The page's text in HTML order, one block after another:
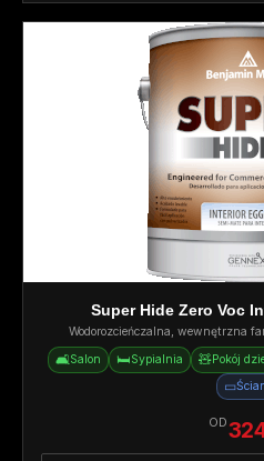
Super Hide Zero Voc
Wodorozcieńczalna, wewnętrzna
🛋️Salon 🛏️Sypialnia 🧸Pokój
▭
OD